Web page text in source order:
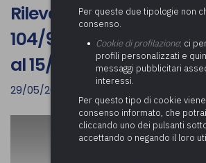
Rilevazione Permessi
104/92 e GEDAP,
al 15/07/2021
29/05/2021
Per queste due tipologie non
consenso.
Cookie di profilazione: ci
profili personalizzati e
messaggi pubblicitari
interessi.
Per questo tipo di cookie
consenso informato, che
cliccando uno dei pulsanti
accettando o negando il loro